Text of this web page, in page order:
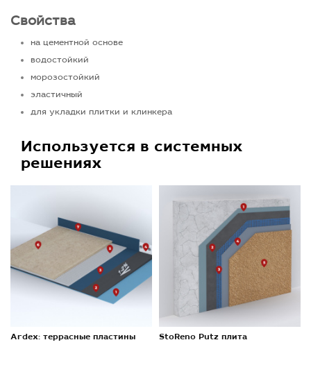
Свойства
на цементной основе
водостойкий
морозостойкий
эластичный
для укладки плитки и клинкера
Используется в системных
решениях
Ardex: террасные пластины StoReno Putz плита